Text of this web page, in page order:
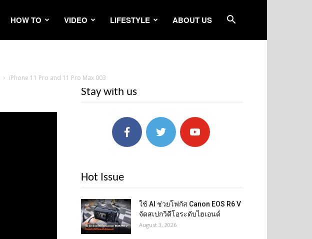
HOW TO VIDEO LIFESTYLE ABOUT US
iPhone 11 Pro and 11 Pro Max 003
Stay with us
Hot Issue
ใช้ AI ช่วยโฟกัส Canon EOS R6 V
จัดสเปกวิดีโอระดับไฮเอนด์
August 3, 2026